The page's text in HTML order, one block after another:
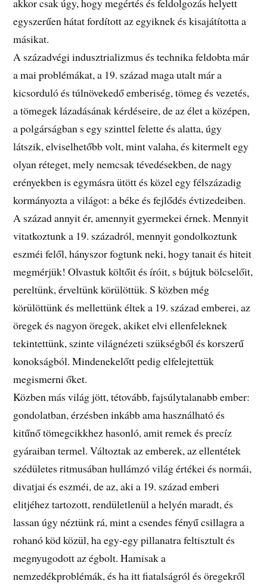
akkor csak úgy, hogy megértés és feldolgozás helyett
egyszerűen hátat fordított az egyiknek és kisajátította a
másikat.
A századvégi indusztrializmus és technika feldobta már
a mai problémákat, a 19. század maga utalt már a
kicsorduló és túlnövekedő emberiség, tömeg és vezetés,
a tömegek lázadásának kérdéseire, de az élet a középen,
a polgárságban s egy szinttel felette és alatta, úgy
látszik, elviselhetőbb volt, mint valaha, és kitermelt egy
olyan réteget, mely nemcsak tévedésekben, de nagy
erényekben is egymásra ütött és közel egy félszázadig
kormányozta a világot: a béke és fejlődés évtizedeiben.
A század annyit ér, amennyit gyermekei érnek. Mennyit
vitatkoztunk a 19. századról, mennyit gondolkoztunk
eszméi felől, hányszor fogtunk neki, hogy tanait és hiteit
megmérjük! Olvastuk költőit és íróit, s bújtuk bölcselőit,
pereltünk, érveltünk körülöttük. S közben még
körülöttünk és mellettünk éltek a 19. század emberei, az
öregek és nagyon öregek, akiket elvi ellenfeleknek
tekintettünk, szinte világnézeti szükségből és korszerű
konokságból. Mindenekelőtt pedig elfelejtettük
megismerni őket.
Közben más világ jött, tétovább, fajsúlytalanabb ember:
gondolatban, érzésben inkább ama használható és
kitűnő tömegcikkhez hasonló, amit remek és precíz
gyáraiban termel. Változtak az emberek, az ellentétek
szédületes ritmusában hullámzó világ értékei és normái,
divatjai és eszméi, de az, aki a 19. század emberi
elitjéhez tartozott, rendületlenül a helyén maradt, és
lassan úgy néztünk rá, mint a csendes fényű csillagra a
rohanó köd közül, ha egy-egy pillanatra feltisztult és
megnyugodott az égbolt. Hamisak a
nemzedékproblémák, és ha itt fiatalságról és öregekről